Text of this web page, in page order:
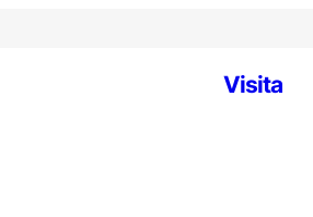
Visita